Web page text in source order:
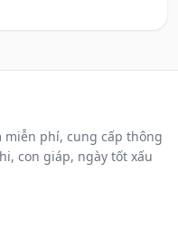
miễn phí, cung cấp thông
con giáp, ngày tốt xấu